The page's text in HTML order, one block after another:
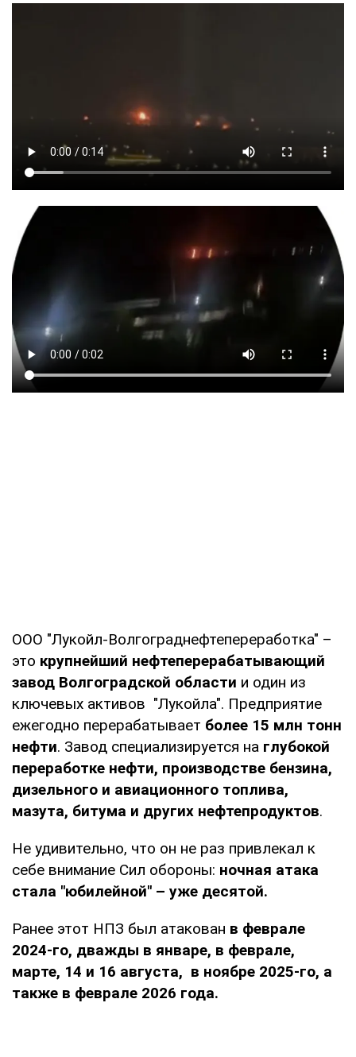
ООО "Лукойл-Волгограднефтепереработка" –
это крупнейший нефтеперерабатывающий
завод Волгоградской области и один из
ключевых активов "Лукойла". Предприятие
ежегодно перерабатывает более 15 млн тонн
нефти. Завод специализируется на глубокой
переработке нефти, производстве бензина,
дизельного и авиационного топлива,
мазута, битума и других нефтепродуктов.
Не удивительно, что он не раз привлекал к
себе внимание Сил обороны: ночная атака
стала "юбилейной" – уже десятой.
Ранее этот НПЗ был атакован в феврале
2024-го, дважды в январе, в феврале,
марте, 14 и 16 августа, в ноябре 2025-го, а
также в феврале 2026 года.